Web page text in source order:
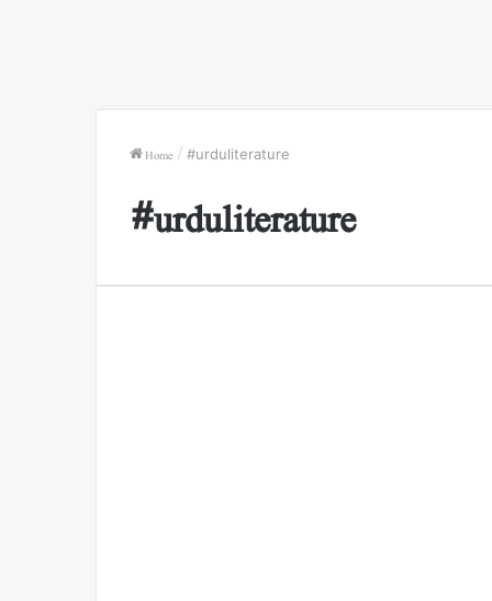
Home / #urduliterature
#urduliterature